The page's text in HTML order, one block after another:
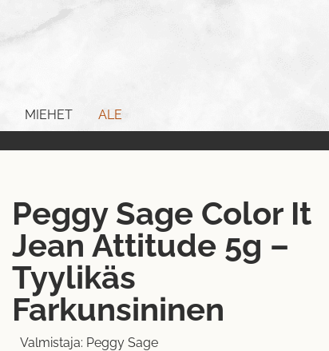
MIEHET
ALE
Peggy Sage Color It
Jean Attitude 5g –
Tyylikäs
Farkunsininen
Valmistaja: Peggy Sage